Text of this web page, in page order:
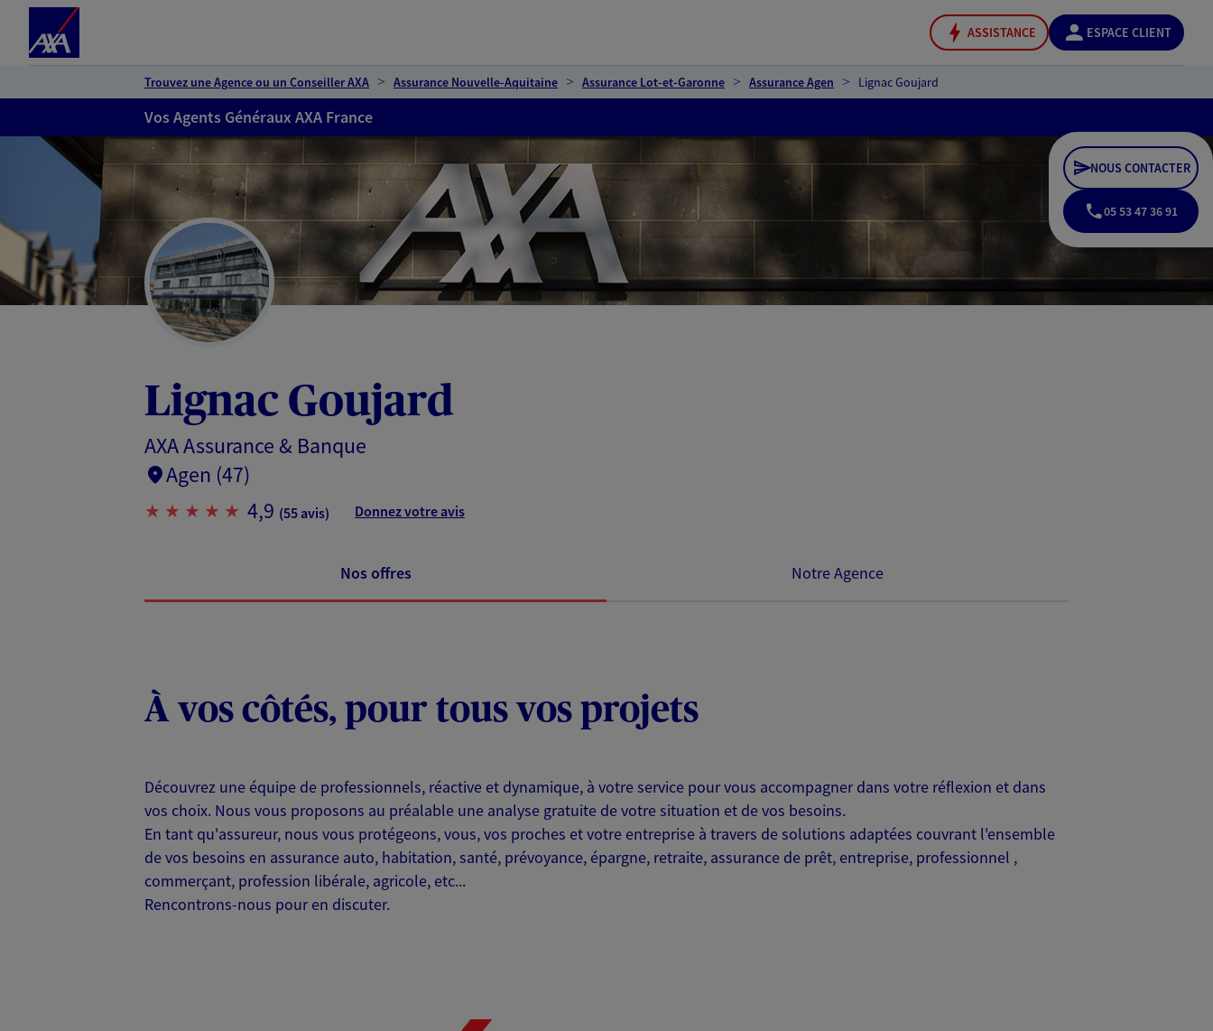
ASSISTANCE ESPACE CLIENT
Trouvez une Agence ou un Conseiller AXA Assurance Nouvelle-Aquitaine Assurance Lot-et-Garonne Assurance Agen Lignac Goujard
Vos Agents Généraux AXA France
Lignac Goujard
AXA Assurance & Banque
Agen (47)
4,9 (55 avis) Donnez votre avis
NOUS CONTACTER
05 53 47 36 91
Nos offres Notre Agence
À vos côtés, pour tous vos projets
Découvrez une équipe de professionnels, réactive et dynamique, à votre service pour vous accompagner dans votre réflexion et dans
vos choix. Nous vous proposons au préalable une analyse gratuite de votre situation et de vos besoins.
En tant qu'assureur, nous vous protégeons, vous, vos proches et votre entreprise à travers de solutions adaptées couvrant l'ensemble
de vos besoins en assurance auto, habitation, santé, prévoyance, épargne, retraite, assurance de prêt, entreprise, professionnel ,
commerçant, profession libérale, agricole, etc...
Rencontrons-nous pour en discuter.